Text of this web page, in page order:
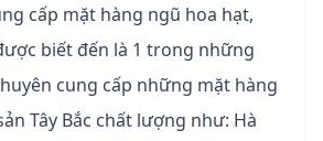
cấp mặt hàng ngũ hoa hạt,
biết đến là 1 trong những
cung cấp những mặt hàng
Tây Bắc chất lượng như: Hà